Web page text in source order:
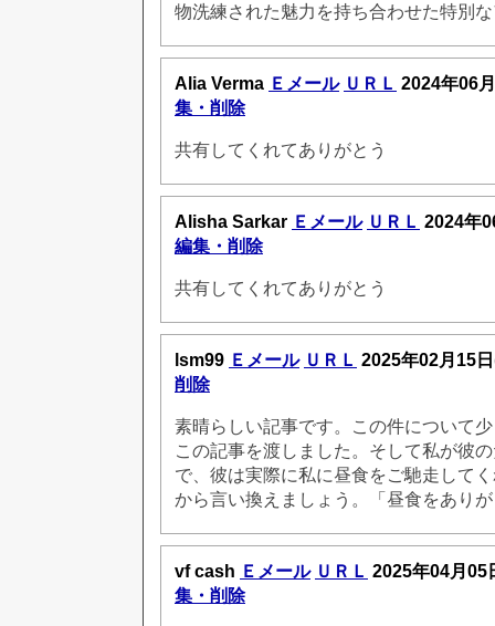
物洗練された魅力を持ち合わせた特別
Alia Verma Ｅメール ＵＲＬ 2024年06
集・削除
共有してくれてありがとう
Alisha Sarkar Ｅメール ＵＲＬ 2024年
編集・削除
共有してくれてありがとう
lsm99 Ｅメール ＵＲＬ 2025年02月15
削除
素晴らしい記事です。この件について
この記事を渡しました。そして私が彼
で、彼は実際に私に昼食をご馳走して
から言い換えましょう。「昼食をあり
vf cash Ｅメール ＵＲＬ 2025年04月05
集・削除